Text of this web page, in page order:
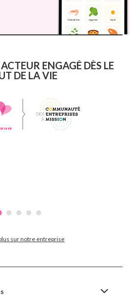
ENGAGÉ DÈS LE
DE LA VIE
sur notre entreprise